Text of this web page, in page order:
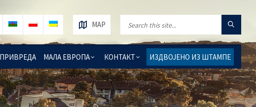
ПРИВРЕДА МАЛА ЕВРОПА КОНТАКТ ИЗДВОЈЕНО ИЗ ШТАМПЕ
MAP